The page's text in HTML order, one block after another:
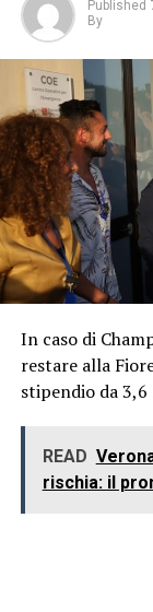
Published
By
In caso di
restare alla
stipendio da
READ
rischia: il